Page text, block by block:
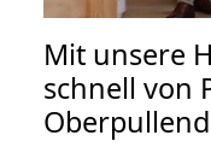
Mit unsere
schnell von